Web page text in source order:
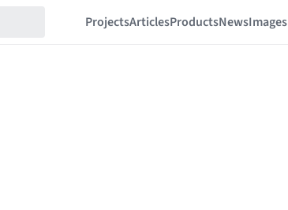
ProjectsArticlesProductsNewsImages